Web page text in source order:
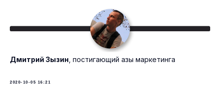
Дмитрий Зызин , постигающий азы маркетинга
2020-10-05 16:21